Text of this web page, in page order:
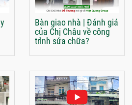
Bàn giao nhà | Đánh giá
của Chị Châu về công
trình sửa chữa?